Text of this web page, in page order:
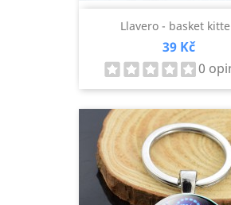
Llavero - basket
Precio
39 Kč
0